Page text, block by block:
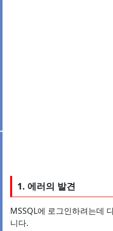
1. 에러의 발견
MSSQL에 로그인하려는데
니다.